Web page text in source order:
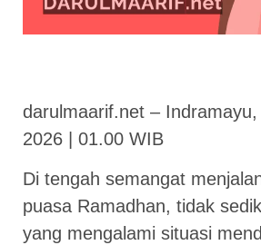
darulmaarif.net –
2026 | 01.00 WIB
Di tengah semangat
puasa Ramadhan, tidak
yang mengalami situasi